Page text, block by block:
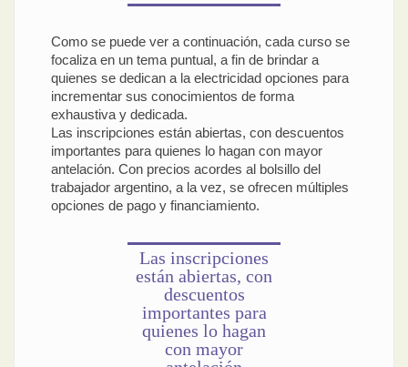
Como se puede ver a continuación, cada curso se
focaliza en un tema puntual, a fin de brindar a
quienes se dedican a la electricidad opciones para
incrementar sus conocimientos de forma
exhaustiva y dedicada.
Las inscripciones están abiertas, con descuentos
importantes para quienes lo hagan con mayor
antelación. Con precios acordes al bolsillo del
trabajador argentino, a la vez, se ofrecen múltiples
opciones de pago y financiamiento.
Las inscripciones
están abiertas, con
descuentos
importantes para
quienes lo hagan
con mayor